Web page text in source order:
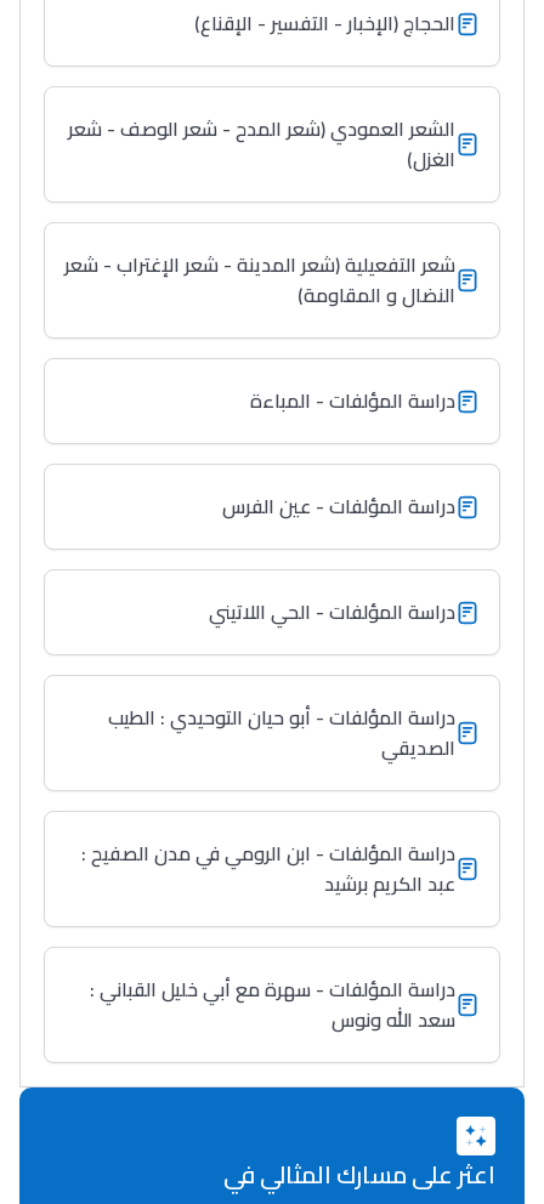
Lycée Maroc
التعليم الثانوي الإعدادي
Post-Bac
Interviews/Vidéos
+ de 89 Interviews/Vidéos
دليل المهن
دليل التوجيه
التوجيه بالثانوي و الإعدادي
الحجاج (الإخبار - التفسير - الإقناع)
الشعر العمودي (شعر المدح - شعر الوصف - شعر
الغزل)
شعر التفعيلية (شعر المدينة - شعر الإغتراب - شعر
النضال و المقاومة)
دراسة المؤلفات - المباءة
دراسة المؤلفات - عين الفرس
دراسة المؤلفات - الحي اللاتيني
دراسة المؤلفات - أبو حيان التوحيدي : الطيب
الصديقي
دراسة المؤلفات - ابن الرومي في مدن الصفيح :
عبد الكريم برشيد
دراسة المؤلفات - سهرة مع أبي خليل القباني :
سعد الله ونوس
اعثر على مسارك المثالي في